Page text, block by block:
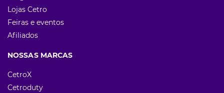
Lojas Cetro
Feiras e eventos
Afiliados
NOSSAS MARCAS
CetroX
Cetroduty